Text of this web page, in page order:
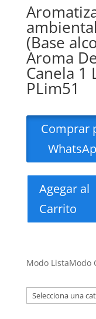
ambiental
(Base
Aroma
Canela 1
PLim51
Comprar
Agegar al
Carrito
Modo ListaModo
Selecciona
una